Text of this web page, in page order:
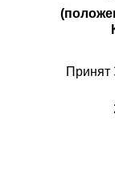
Принят